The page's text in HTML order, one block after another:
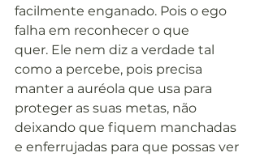
facilmente enganado. Pois o ego
falha em reconhecer o que
quer. Ele nem diz a verdade tal
como a percebe, pois precisa
manter a auréola que usa para
proteger as suas metas, não
deixando que fiquem manchadas
e enferrujadas para que possas ver